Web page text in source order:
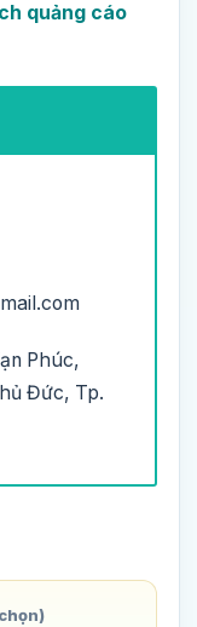
quảng cáo
Phúc,
Đức, Tp.